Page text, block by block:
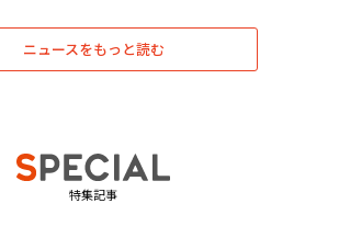
ニュースをもっと読む
特集記事